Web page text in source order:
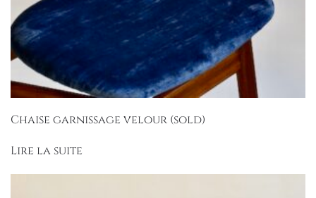
Chaise garnissage velour (sold)
Lire la suite